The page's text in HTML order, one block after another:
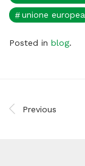
unione europea
Posted in blog.
Previous